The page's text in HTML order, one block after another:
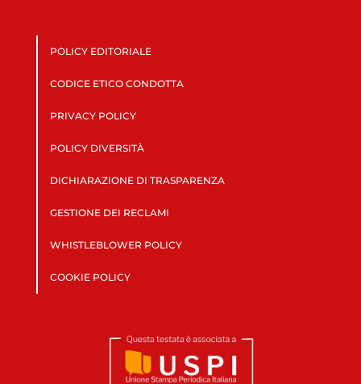
POLICY EDITORIALE
CODICE ETICO CONDOTTA
PRIVACY POLICY
POLICY DIVERSITÀ
DICHIARAZIONE DI TRASPARENZA
GESTIONE DEI RECLAMI
WHISTLEBLOWER POLICY
COOKIE POLICY